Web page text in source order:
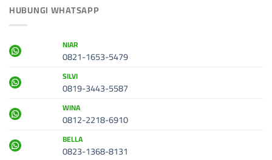
HUBUNGI WHATSAPP
NIAR
0821-1653-5479
SILVI
0819-3443-5587
WINA
0812-2218-6910
BELLA
0823-1368-8131